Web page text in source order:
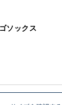
ソックス